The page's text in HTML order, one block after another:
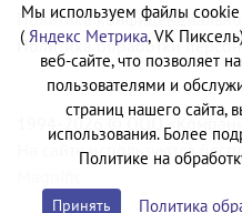
Политика
Политика обработки
1994-2026 © ООО
На сайте используются
Мы используем файлы cookie
( Яндекс Метрика, VK
веб-сайте, что позволяет
пользователями и
страниц нашего сайта,
использования. Более
Политике на
Принять Политика